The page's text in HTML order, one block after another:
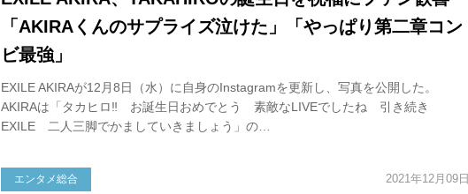
「AKIRAくんのサプライズ泣けた」「やっぱり第二章コン
ビ最強」
EXILE AKIRAが12月8日（水）に自身のInstagramを更新し、写真を公開した。
AKIRAは「タカヒロ‼️ お誕生日おめでとう 素敵なLIVEでしたね 引き続き
EXILE 二人三脚でかましていきましょう」の…
2021年12月09日
エンタメ総合